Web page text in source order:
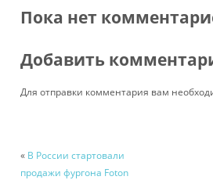
Пока нет
Добавить
Для отправки комментария вам
« В России стартовали
продажи фургона Foton